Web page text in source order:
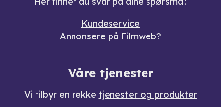
Kundeservice
Annonsere på Filmweb?
Våre tjenester
Vi tilbyr en rekke tjenester og produkter